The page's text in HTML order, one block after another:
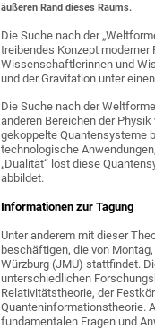
äußeren Rand dieses Raums.
Die Suche nach der
treibendes Konzept moderner
Wissenschaftlerinnen und
und der Gravitation unter
Die Suche nach der
anderen Bereichen der
gekoppelte Quantensysteme
technologische
„Dualität“ löst diese
abbildet.
Informationen zur Tagung
Unter anderem mit dieser
beschäftigen, die von
Würzburg (JMU) stattfindet.
unterschiedlichen
Relativitätstheorie, der
Quanteninformationstheorie.
fundamentalen Fragen und